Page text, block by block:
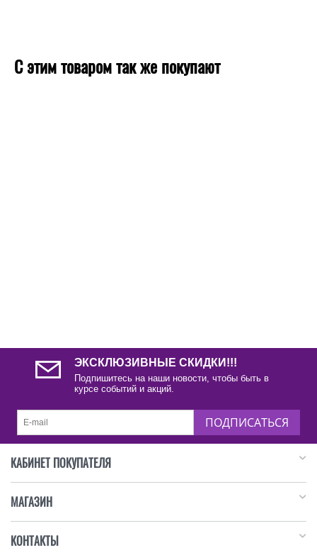
С этим товаром так же покупают
ЭКСКЛЮЗИВНЫЕ СКИДКИ!!!
Подпишитесь на наши новости, чтобы быть в
курсе событий и акций.
ПОДПИСАТЬСЯ
КАБИНЕТ ПОКУПАТЕЛЯ
МАГАЗИН
КОНТАКТЫ